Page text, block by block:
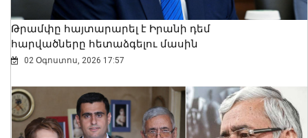
Թրամփը հայտարարել է Իրանի դեմ
հարվածները հետաձգելու մասին
02 Օգոստոս, 2026 17:57